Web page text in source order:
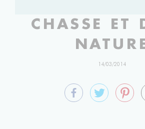
CHASSE ET
14/03/2014